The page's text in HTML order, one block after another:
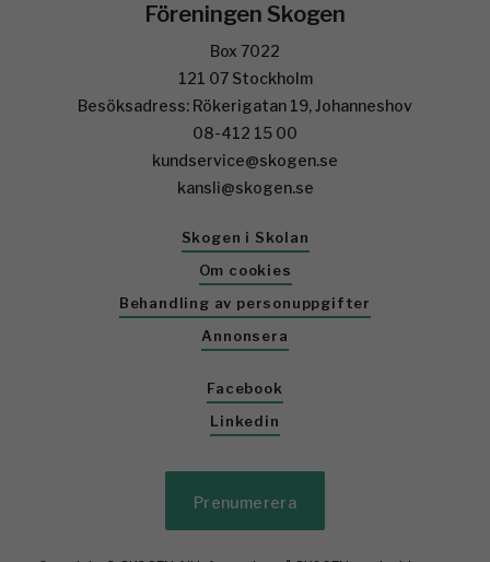
Föreningen Skogen
Box 7022
121 07 Stockholm
Besöksadress: Rökerigatan 19, Johanneshov
08-412 15 00
kundservice@skogen.se
kansli@skogen.se
Skogen i Skolan
Om cookies
Behandling av personuppgifter
Annonsera
Facebook
Linkedin
Prenumerera